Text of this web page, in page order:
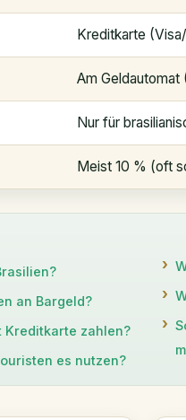
Kreditkarte
Am Geldautomat
Nur für
Meist 10 % (oft
an Bargeld?
Kreditkarte zahlen?
es nutzen?